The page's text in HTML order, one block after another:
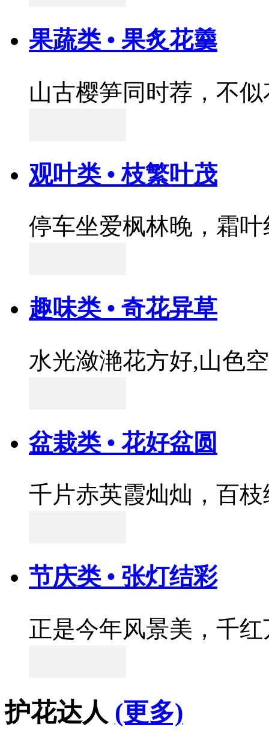
果蔬类 • 果炙花羹
山古樱笋同时荐，不
观叶类 • 枝繁叶茂
停车坐爱枫林晚，霜
趣味类 • 奇花异草
水光潋滟花方好,山色
盆栽类 • 花好盆圆
千片赤英霞灿灿，百
节庆类 • 张灯结彩
正是今年风景美，千
护花达人 (更多)